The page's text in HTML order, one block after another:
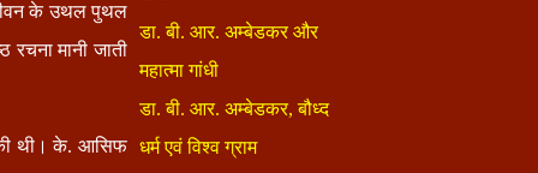
के उथल पुथल
मानी जाती
थी। के. आसिफ